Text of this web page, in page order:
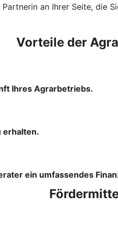
an Ihrer Seite, die
Vorteile der
Ihres Agrarbetriebs.
erhalten.
ein umfassendes